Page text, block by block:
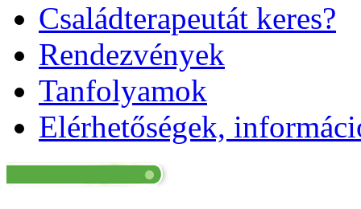
Családterapeutát keres?
Rendezvények
Tanfolyamok
Elérhetőségek,